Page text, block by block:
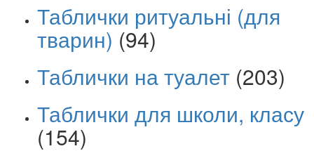
Таблички ритуальні (для
тварин) (94)
Таблички на туалет (203)
Таблички для школи, класу
(154)